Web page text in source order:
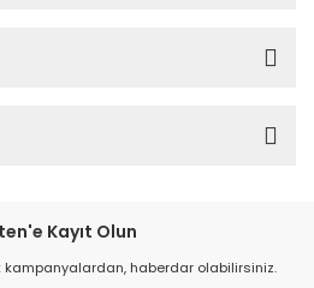
Kayıt Olun
kampanyalardan, haberdar olabilirsiniz.